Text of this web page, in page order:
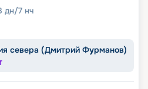
дн/7 нч
севера (Дмитрий Фурманов)